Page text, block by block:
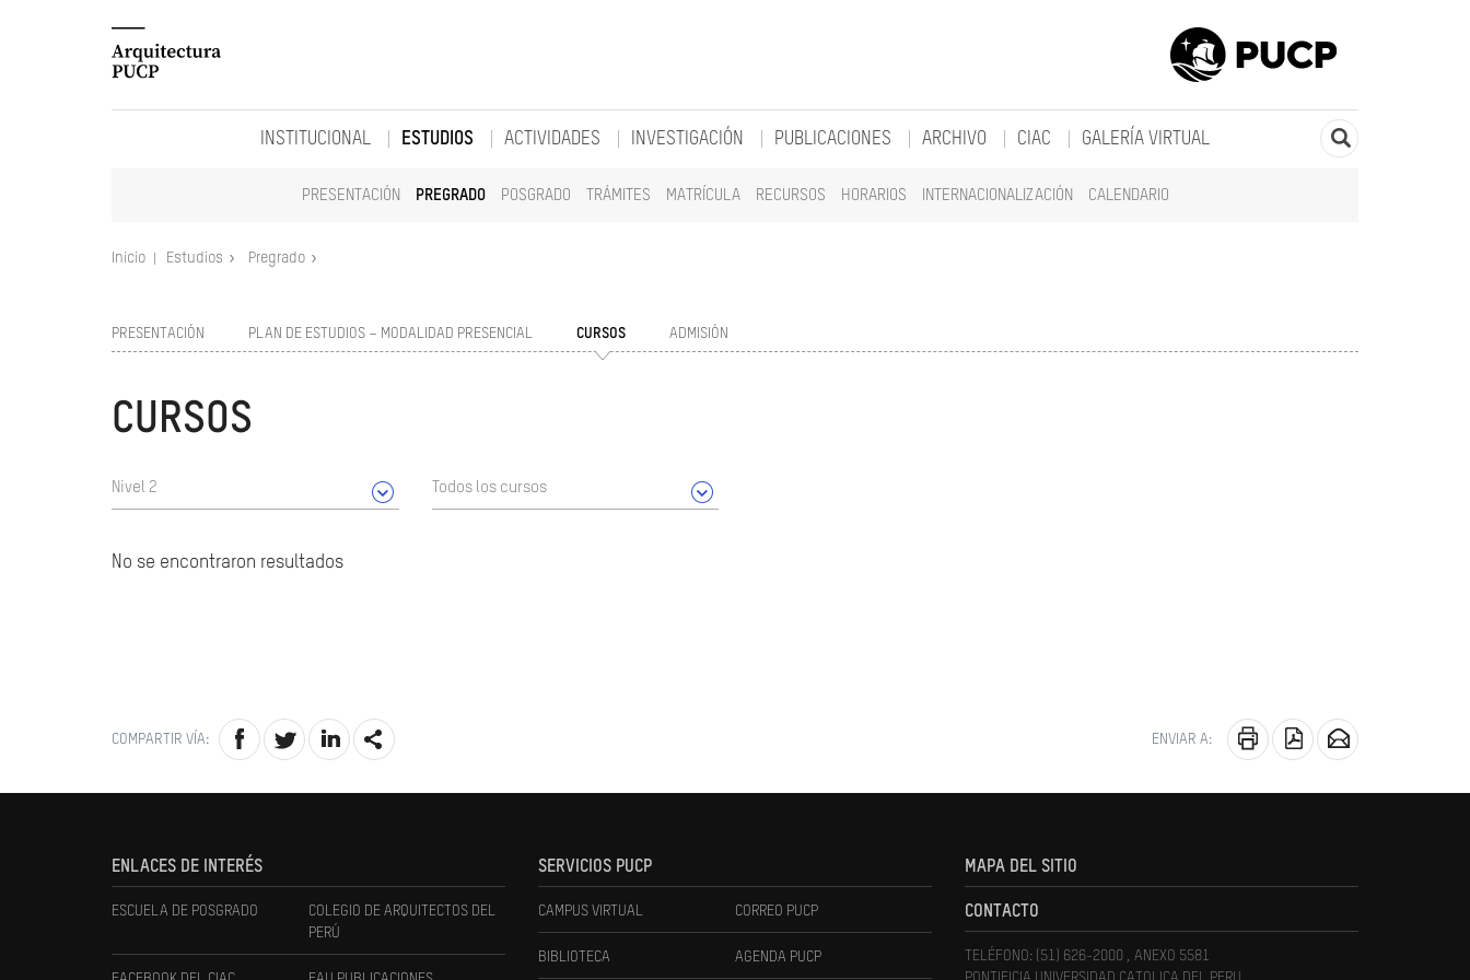
INSTITUCIONAL ESTUDIOS
PRESENTACIÓN PREGRADO POSGRADO TRÁMITES MATRÍCULA RECURSOS HORARIOS INTERNACIONALIZACIÓN CALENDARIO
ACTIVIDADES INVESTIGACIÓN PUBLICACIONES ARCHIVO CIAC GALERÍA VIRTUAL
Inicio Estudios Pregrado
PRESENTACIÓN PLAN DE ESTUDIOS – MODALIDAD PRESENCIAL CURSOS ADMISIÓN
CURSOS
Nivel 2 Todos los cursos
No se encontraron resultados
COMPARTIR VÍA: ENVIAR A:
ENLACES DE INTERÉS
ESCUELA DE POSGRADO
COLEGIO DE ARQUITECTOS DEL
PERÚ
SERVICIOS PUCP
CAMPUS VIRTUAL CORREO PUCP
BIBLIOTECA AGENDA PUCP
MAPA DEL SITIO
CONTACTO
TELÉFONO: (51) 626-2000 , ANEXO 5581